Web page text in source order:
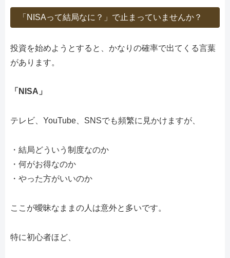
「NISAって結局なに？」で止まっていませんか？
投資を始めようとすると、かなりの確率で出てくる言葉
があります。
「NISA」
テレビ、YouTube、SNSでも頻繁に見かけますが、
・結局どういう制度なのか
・何がお得なのか
・やった方がいいのか
ここが曖昧なままの人は意外と多いです。
特に初心者ほど、